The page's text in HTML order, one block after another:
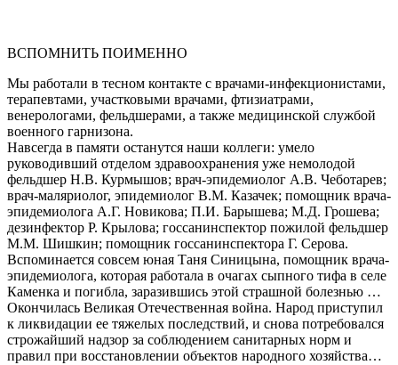
ВСПОМНИТЬ ПОИМЕННО
Мы работали в тесном контакте с врачами-инфекционистами,
терапевтами, участковыми врачами, фтизиатрами,
венерологами, фельдшерами, а также медицинской службой
военного гарнизона.
Навсегда в памяти останутся наши коллеги: умело
руководивший отделом здравоохранения уже немолодой
фельдшер Н.В. Курмышов; врач-эпидемиолог А.В. Чеботарев;
врач-маляриолог, эпидемиолог В.М. Казачек; помощник врача-
эпидемиолога А.Г. Новикова; П.И. Барышева; М.Д. Грошева;
дезинфектор Р. Крылова; госсанинспектор пожилой фельдшер
М.М. Шишкин; помощник госсанинспектора Г. Серова.
Вспоминается совсем юная Таня Синицына, помощник врача-
эпидемиолога, которая работала в очагах сыпного тифа в селе
Каменка и погибла, заразившись этой страшной болезнью …
Окончилась Великая Отечественная война. Народ приступил
к ликвидации ее тяжелых последствий, и снова потребовался
строжайший надзор за соблюдением санитарных норм и
правил при восстановлении объектов народного хозяйства…